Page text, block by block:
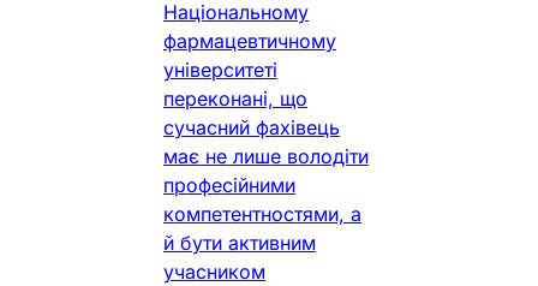
Національному
фармацевтичному
університеті
переконані, що
сучасний фахівець
має не лише володіти
професійними
компетентностями, а
й бути активним
учасником